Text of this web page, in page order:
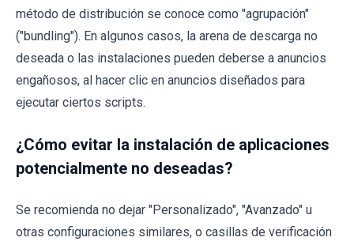
método de distribución se conoce como "agrupación"
("bundling"). En algunos casos, la arena de descarga no
deseada o las instalaciones pueden deberse a anuncios
engañosos, al hacer clic en anuncios diseñados para
ejecutar ciertos scripts.
¿Cómo evitar la instalación de aplicaciones
potencialmente no deseadas?
Se recomienda no dejar "Personalizado", "Avanzado" u
otras configuraciones similares, o casillas de verificación